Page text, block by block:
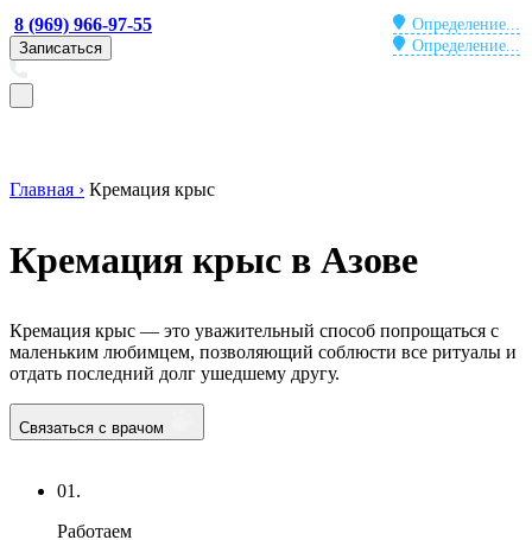
Определение...
8 (969) 966-97-55
Определение...
Записаться
Главная › Кремация крыс
Кремация крыс в Азове
Кремация крыс — это уважительный способ попрощаться с
маленьким любимцем, позволяющий соблюсти все ритуалы и
отдать последний долг ушедшему другу.
Связаться с врачом
01.
Работаем